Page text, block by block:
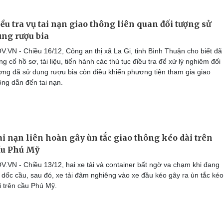
tra vụ tai nạn giao thông liên quan đối tượng sử
rượu bia
- Chiều 16/12, Công an thị xã La Gi, tỉnh Bình Thuận cho biết đã
cố hồ sơ, tài liệu, tiến hành các thủ tục điều tra để xử lý nghiêm đối
đã sử dụng rượu bia còn điều khiển phương tiện tham gia giao
dẫn đến tai nạn.
nạn liên hoàn gây ùn tắc giao thông kéo dài trên
Phú Mỹ
- Chiều 13/12, hai xe tải và container bất ngờ va chạm khi đang
dốc cầu, sau đó, xe tải đâm nghiêng vào xe đầu kéo gây ra ùn tắc kéo
trên cầu Phú Mỹ.